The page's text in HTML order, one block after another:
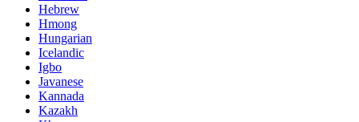
Hebrew
Hmong
Hungarian
Icelandic
Igbo
Javanese
Kannada
Kazakh